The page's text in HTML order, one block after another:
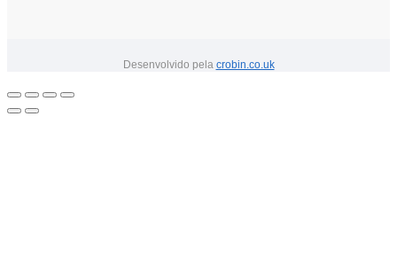
Desenvolvido pela crobin.co.uk